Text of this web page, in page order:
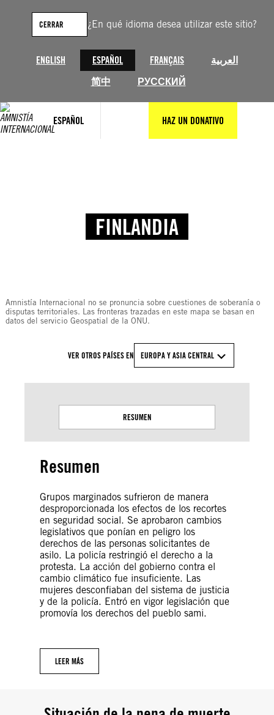
¿En qué idioma desea utilizar este sitio?
ENGLISH ESPAÑOL FRANÇAIS
العربية
简中
РУССКИЙ
CERRAR
ESPAÑOL HAZ UN DONATIVO
FINLANDIA
Amnistía Internacional no se pronuncia sobre cuestiones de soberanía o
disputas territoriales. Las fronteras trazadas en este mapa se basan en
datos del servicio Geospatial de la ONU.
VER OTROS PAÍSES EN EUROPA Y ASIA CENTRAL
RESUMEN
Resumen
Grupos marginados sufrieron de manera
desproporcionada los efectos de los recortes
en seguridad social. Se aprobaron cambios
legislativos que ponían en peligro los
derechos de las personas solicitantes de
asilo. La policía restringió el derecho a la
protesta. La acción del gobierno contra el
cambio climático fue insuficiente. Las
mujeres desconfiaban del sistema de justicia
y de la policía. Entró en vigor legislación que
promovía los derechos del pueblo sami.
LEER MÁS